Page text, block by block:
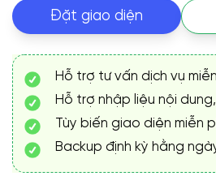
Đặt giao diện
Hỗ trợ tư vấn dịch vụ
Hỗ trợ nhập liệu nội
Tùy biến giao diện miễn
Backup định kỳ hằng